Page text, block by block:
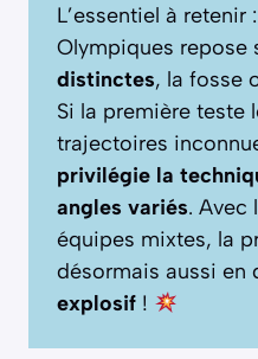
L’essentiel à retenir
Olympiques repose
distinctes, la fosse
Si la première teste
trajectoires
privilégie la
angles variés. Avec
équipes mixtes, la
désormais aussi en
explosif !